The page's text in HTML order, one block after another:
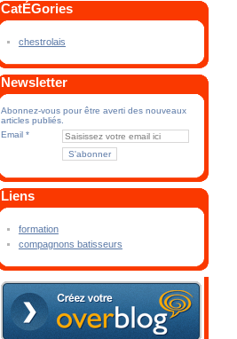
CatÉGories
chestrolais
Newsletter
Abonnez-vous pour être averti des nouveaux
articles publiés.
Email
Liens
formation
compagnons batisseurs